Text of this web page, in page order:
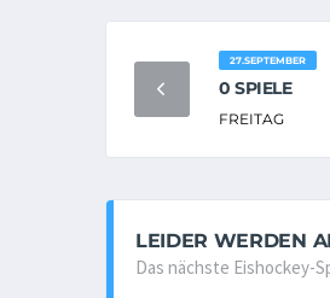
27.SEPTEMBER
0 SPIELE
FREITAG
LEIDER WERDEN
Das nächste Eishockey-